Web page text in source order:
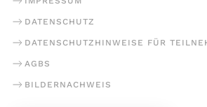
DATENSCHUTZ
DATENSCHUTZHINWEISE FÜR
AGBS
BILDERNACHWEIS